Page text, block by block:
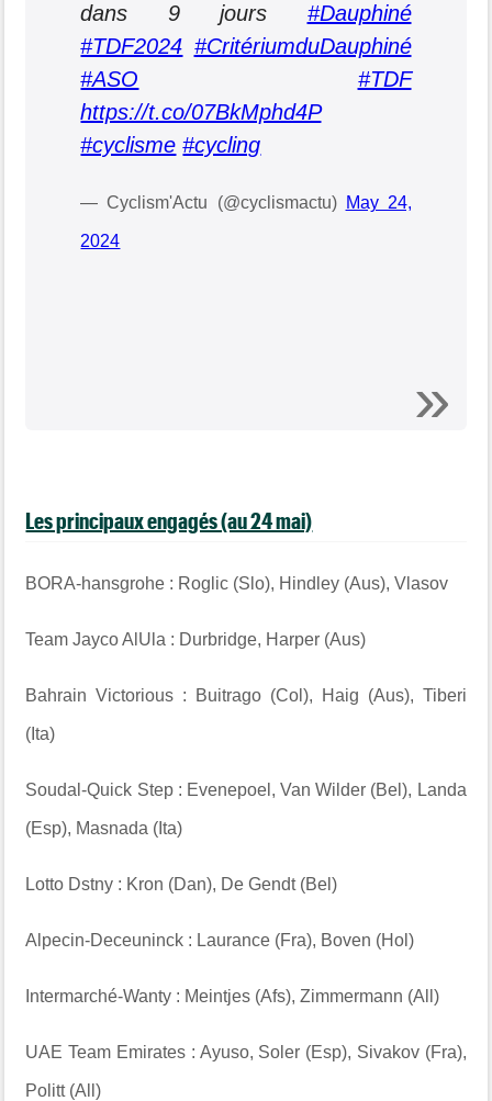
dans 9 jours #Dauphiné
#TDF2024 #CritériumduDauphiné
#ASO
#TDF
https://t.co/07BkMphd4P
#cyclisme #cycling
— Cyclism'Actu (@cyclismactu) May 24,
2024
Les principaux engagés (au 24 mai)
BORA-hansgrohe : Roglic (Slo), Hindley (Aus), Vlasov
Team Jayco AlUla : Durbridge, Harper (Aus)
Bahrain Victorious : Buitrago (Col), Haig (Aus), Tiberi
(Ita)
Soudal-Quick Step : Evenepoel, Van Wilder (Bel), Landa
(Esp), Masnada (Ita)
Lotto Dstny : Kron (Dan), De Gendt (Bel)
Alpecin-Deceuninck : Laurance (Fra), Boven (Hol)
Intermarché-Wanty : Meintjes (Afs), Zimmermann (All)
UAE Team Emirates : Ayuso, Soler (Esp), Sivakov (Fra),
Politt (All)